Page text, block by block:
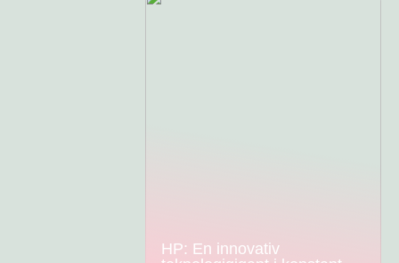
HP: En innovativ